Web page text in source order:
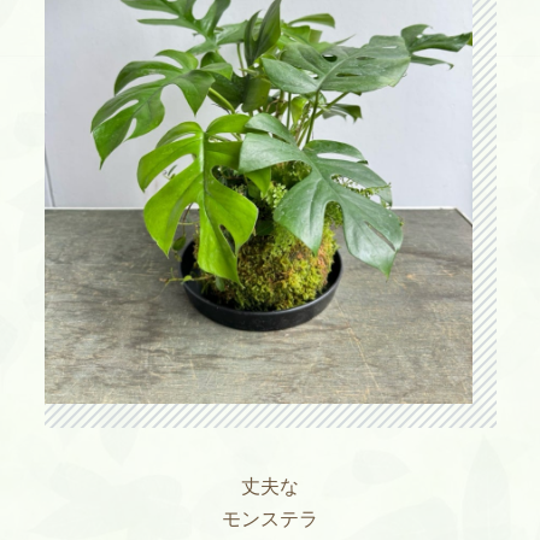
丈夫な
モンステラ